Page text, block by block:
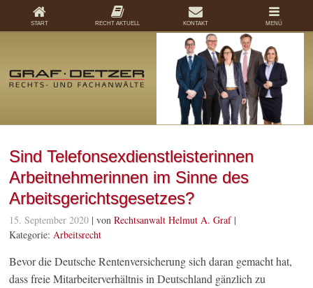
Sind Telefonsexdienstleisterinnen
Arbeitnehmerinnen im Sinne des
Arbeitsgerichtsgesetzes?
15. September 2020 | vonRechtsanwalt Helmut A. Graf|
Kategorie:Arbeitsrecht
Bevor die Deutsche Rentenversicherung sich daran gemacht hat,
dass freie Mitarbeiterverhältnis in Deutschland gänzlich zu
START RECHT AKTUELL KONTAKT MENÜ